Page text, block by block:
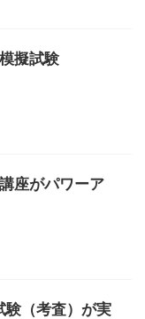
擬試験
座がパワーア
験（考査）が実